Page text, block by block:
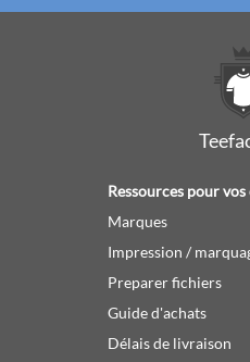
Ressources pour
Marques
Impression /
Preparer fichiers
Guide d'achats
Délais de livraison